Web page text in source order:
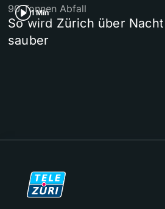
1 Min
90 Tonnen Abfall
So wird Zürich über
sauber